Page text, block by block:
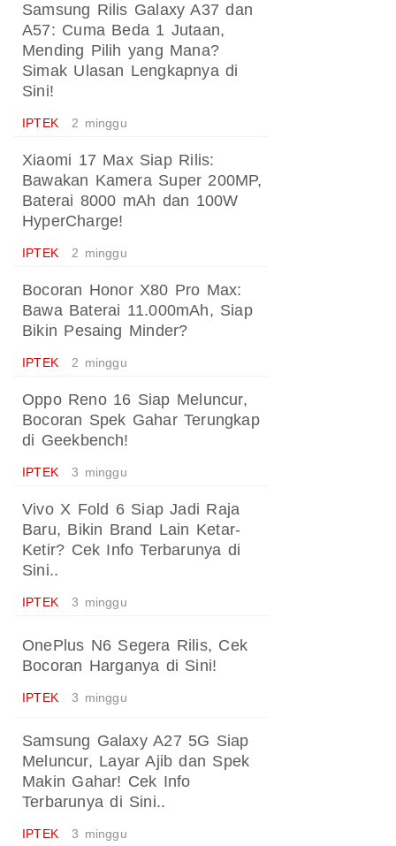
Samsung Rilis Galaxy A37 dan
A57: Cuma Beda 1 Jutaan,
Mending Pilih yang Mana?
Simak Ulasan Lengkapnya di
Sini!
IPTEK 2 minggu
Xiaomi 17 Max Siap Rilis:
Bawakan Kamera Super 200MP,
Baterai 8000 mAh dan 100W
HyperCharge!
IPTEK 2 minggu
Bocoran Honor X80 Pro Max:
Bawa Baterai 11.000mAh, Siap
Bikin Pesaing Minder?
IPTEK 2 minggu
Oppo Reno 16 Siap Meluncur,
Bocoran Spek Gahar Terungkap
di Geekbench!
IPTEK 3 minggu
Vivo X Fold 6 Siap Jadi Raja
Baru, Bikin Brand Lain Ketar-
Ketir? Cek Info Terbarunya di
Sini..
IPTEK 3 minggu
OnePlus N6 Segera Rilis, Cek
Bocoran Harganya di Sini!
IPTEK 3 minggu
Samsung Galaxy A27 5G Siap
Meluncur, Layar Ajib dan Spek
Makin Gahar! Cek Info
Terbarunya di Sini..
IPTEK 3 minggu